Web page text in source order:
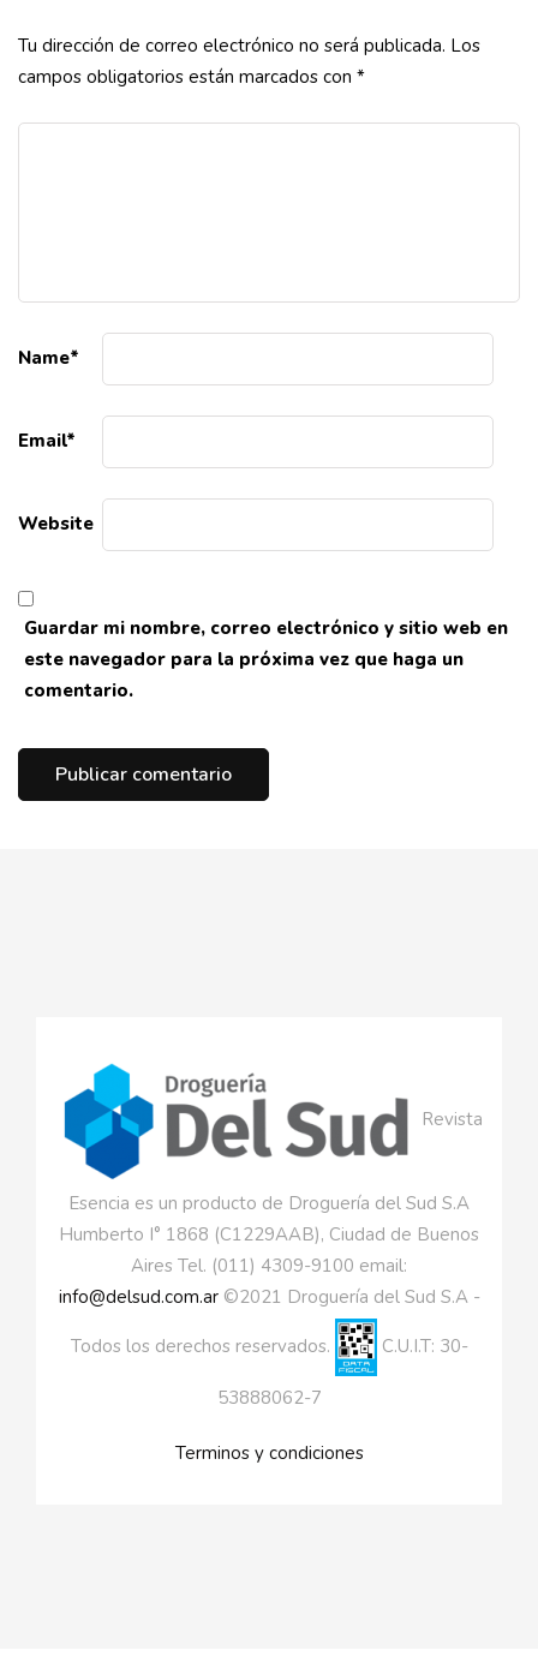
Tu dirección de correo electrónico no será publicada. Los
campos obligatorios están marcados con *
Name*
Email*
Website
Guardar mi nombre, correo electrónico y sitio web en
este navegador para la próxima vez que haga un
comentario.
Revista
Esencia es un producto de Droguería del Sud S.A
Humberto I° 1868 (C1229AAB), Ciudad de Buenos
Aires Tel. (011) 4309-9100 email:
info@delsud.com.ar©2021 Droguería del Sud S.A -
Todos los derechos reservados. C.U.I.T: 30-
53888062-7
Terminos y condiciones